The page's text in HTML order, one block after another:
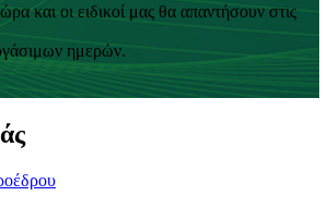
και οι ειδικοί μας θα απαντήσουν στις
ημερών.